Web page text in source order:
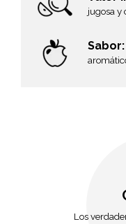
jugosa y
Sabor:
Los